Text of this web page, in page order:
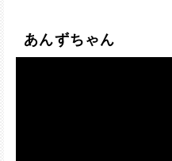
あんずちゃん